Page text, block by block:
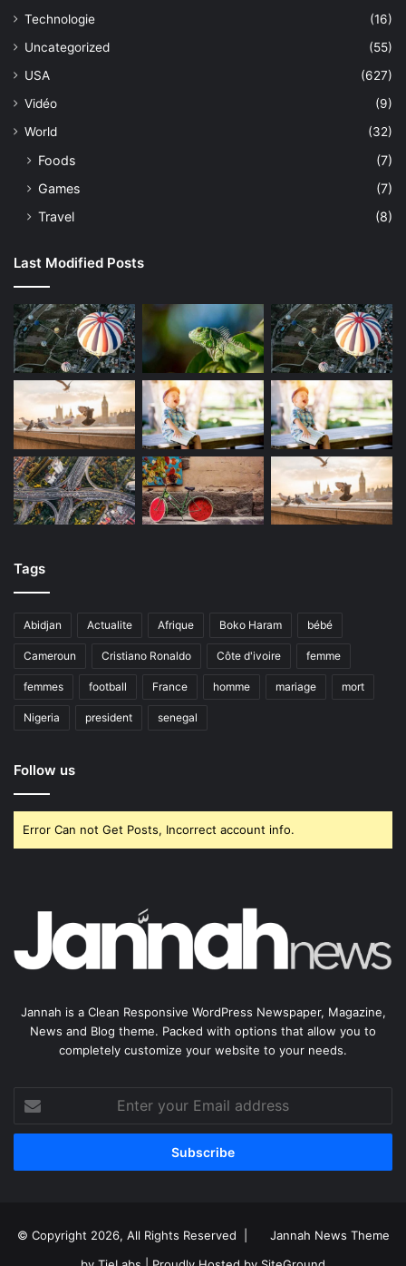
Technologie
(16)
Uncategorized
(55)
USA
(627)
Vidéo
(9)
World
(32)
Foods
(7)
Games
(7)
Travel
(8)
Last Modified Posts
Tags
Abidjan Actualite Afrique Boko Haram bébé
Cameroun Cristiano Ronaldo Côte d'ivoire femme
femmes football France homme mariage mort
Nigeria president senegal
Follow us
Error Can not Get Posts, Incorrect account info.
Jannah is a Clean Responsive WordPress Newspaper, Magazine,
News and Blog theme. Packed with options that allow you to
completely customize your website to your needs.
your
Email
© Copyright 2026, All Rights Reserved |
Jannah News Theme